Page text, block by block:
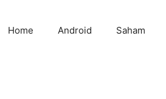
Home Android Saham